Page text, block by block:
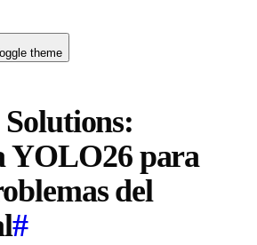
theme
YOLO26 para
del
#